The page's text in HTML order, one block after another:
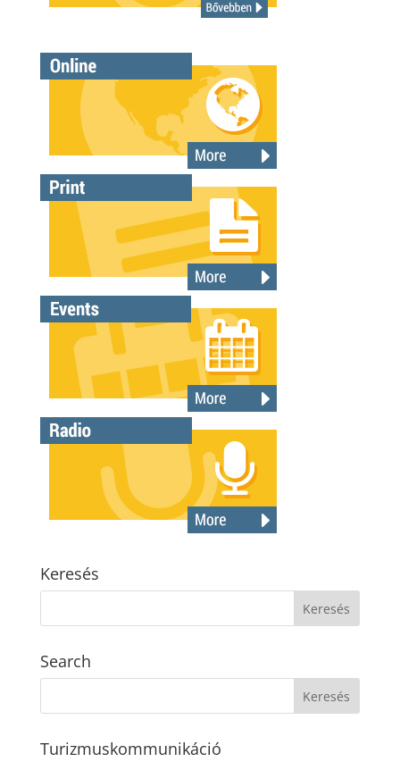
Keresés
Search
Turizmuskommunikáció